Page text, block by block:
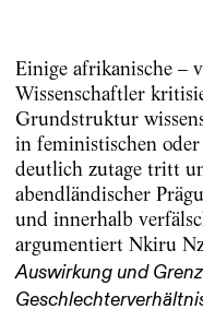
Einige afrikanische –
Wissenschaftler
Grundstruktur
in feministischen
deutlich zutage tritt
abendländischer
und innerhalb
argumentiert Nkiru
Auswirkung und